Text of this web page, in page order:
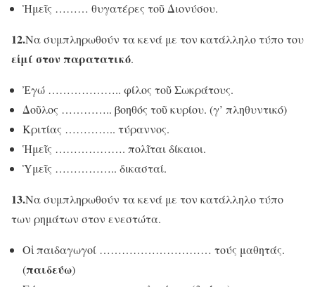
Ἡμεῖς ……… θυγατέρες τοῦ Διονύσου.
12.Να συμπληρωθούν τα κενά με τον κατάλληλο τύπο του
εἰμί στον παρατατικό.
Ἐγώ ……………….. φίλος τοῦ Σωκράτους.
Δοῦλος ………….. βοηθός τοῦ κυρίου. (γ’ πληθυντικό)
Κριτίας ………….. τύραννος.
Ἡμεῖς ………………. πολῖται δίκαιοι.
Ὑμεῖς …………….. δικασταί.
13.Να συμπληρωθούν τα κενά με τον κατάλληλο τύπο
των ρημάτων στον ενεστώτα.
Οἱ παιδαγωγοί ………………………… τούς μαθητάς.
(παιδεύω)